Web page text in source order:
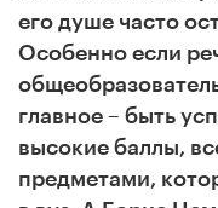
его душе часто
Особенно если
главное – быть
высокие баллы,
предметами,